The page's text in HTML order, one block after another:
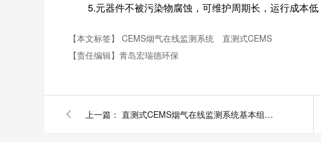
5.元器件不被污染物腐蚀，可维护周期长，运行成本低
【本文标签】 CEMS烟气在线监测系统
直测式CEMS
【责任编辑】 青岛宏瑞德环保
上一篇： 直测式CEMS烟气在线监测系统基本组成有哪些？